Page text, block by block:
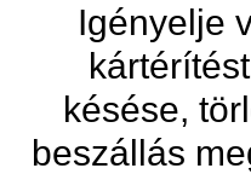
Igényelje
késése,
beszállás